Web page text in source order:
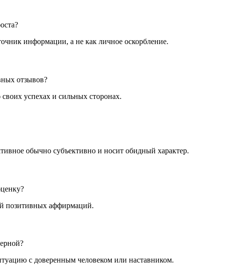
информации, а не как личное оскорбление.
отзывов?
успехах и сильных сторонах.
обычно субъективно и носит обидный характер.
позитивных аффирмаций.
с доверенным человеком или наставником.